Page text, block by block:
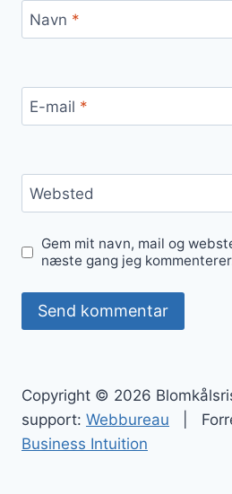
Navn *
E-mail *
Websted
Gem mit navn, mail og
næste gang jeg
Copyright © 2026
support: Webbureau |
Business Intuition